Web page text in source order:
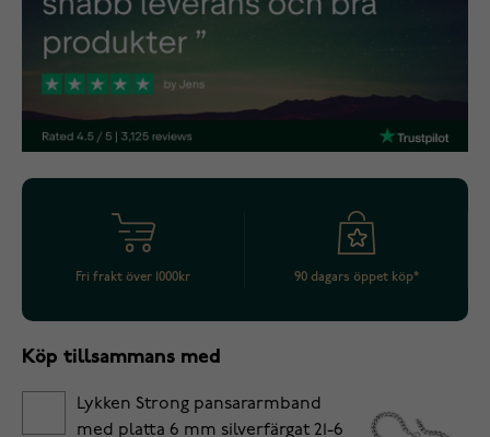
Fri frakt över 1000kr 90 dagars öppet köp*
Köp tillsammans med
Lykken Strong pansararmband
med platta 6 mm silverfärgat 21-6